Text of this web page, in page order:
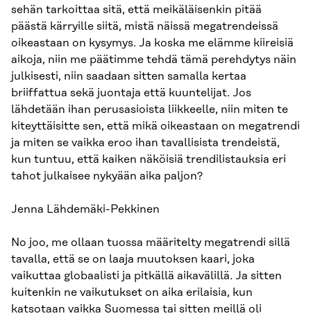
sehän tarkoittaa sitä, että meikäläisenkin pitää
päästä kärryille siitä, mistä näissä megatrendeissä
oikeastaan on kysymys. Ja koska me elämme kiireisiä
aikoja, niin me päätimme tehdä tämä perehdytys näin
julkisesti, niin saadaan sitten samalla kertaa
briiffattua sekä juontaja että kuuntelijat. Jos
lähdetään ihan perusasioista liikkeelle, niin miten te
kiteyttäisitte sen, että mikä oikeastaan on megatrendi
ja miten se vaikka eroo ihan tavallisista trendeistä,
kun tuntuu, että kaiken näköisiä trendilistauksia eri
tahot julkaisee nykyään aika paljon?
Jenna Lähdemäki-Pekkinen
No joo, me ollaan tuossa määritelty megatrendi sillä
tavalla, että se on laaja muutoksen kaari, joka
vaikuttaa globaalisti ja pitkällä aikavälillä. Ja sitten
kuitenkin ne vaikutukset on aika erilaisia, kun
katsotaan vaikka Suomessa tai sitten meillä oli